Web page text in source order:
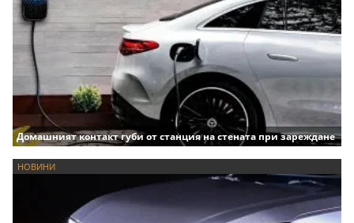
Домашният контакт губи от станция на стената при зареждане
НОВИНИ